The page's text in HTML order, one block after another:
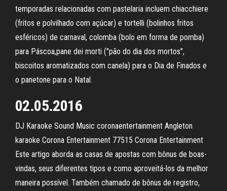
temporadas relacionadas com pastelaria incluem chiacchiere
(fritos e polvilhado com açúcar) e tortelli (bolinhos fritos
esféricos) de carnaval, colomba (bolo em forma de pomba)
para Páscoa,pane dei morti ("pão do dia dos mortos",
biscoitos aromatizados com canela) para o Dia de Finados e
o panetone para o Natal.
02.05.2016
DJ Karaoke Sound Music coronaentertainment Angleton
karaoke Corona Entertainment 77515 Corona Entertainment
Este artigo aborda as casas de apostas com bônus de boas-
vindas, seus diferentes tipos e como aproveitá-los da melhor
maneira possível. Também chamado de bônus de registro,